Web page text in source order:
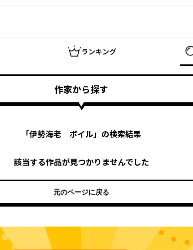
ランキング
作家から探す
「伊勢海老 ボイル」の検索結果
該当する作品が見つかりませんでした
元のページに戻る